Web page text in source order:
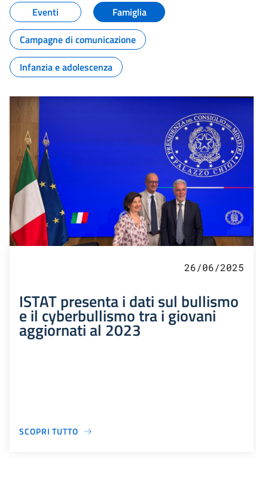
Eventi
Famiglia
Campagne di comunicazione
Infanzia e adolescenza
26/06/2025
ISTAT presenta i dati sul bullismo
e il cyberbullismo tra i giovani
aggiornati al 2023
SCOPRI TUTTO